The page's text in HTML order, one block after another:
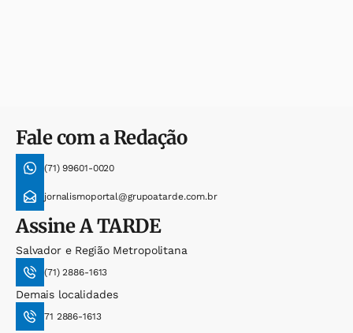
Fale com a Redação
(71) 99601-0020
jornalismoportal@grupoatarde.com.br
AssineA TARDE
Salvador e Região Metropolitana
(71) 2886-1613
Demais localidades
71 2886-1613